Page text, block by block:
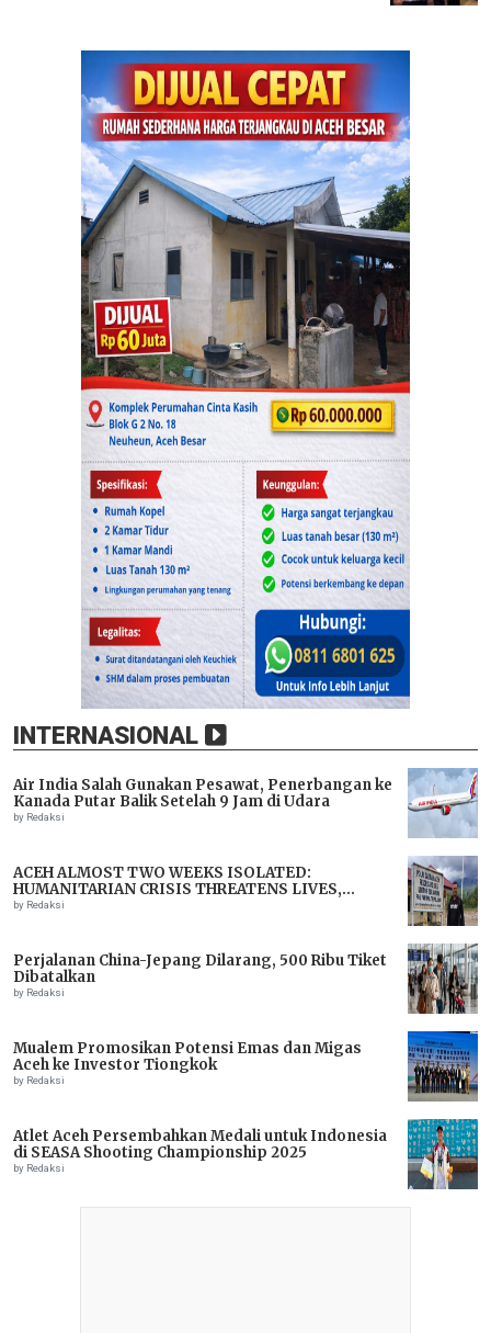
INTERNASIONAL
Air India Salah Gunakan Pesawat, Penerbangan ke
Kanada Putar Balik Setelah 9 Jam di Udara
by Redaksi
ACEH ALMOST TWO WEEKS ISOLATED:
HUMANITARIAN CRISIS THREATENS LIVES,
IMMEDIATE ASSISTANCE URGENTLY NEEDED
by Redaksi
Perjalanan China-Jepang Dilarang, 500 Ribu Tiket
Dibatalkan
by Redaksi
Mualem Promosikan Potensi Emas dan Migas
Aceh ke Investor Tiongkok
by Redaksi
Atlet Aceh Persembahkan Medali untuk Indonesia
di SEASA Shooting Championship 2025
by Redaksi